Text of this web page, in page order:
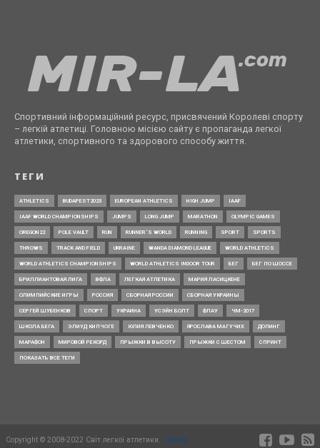
Спортивний інформаційний ресурс, присвячений Королеві спорту
– легкій атлетиці. Головною місією сайту є пропаганда легкої
атлетики, спортивного та здорового способу життя.
ТЕГИ
ATHLETICS BUDAPEST2023 EUROPEAN ATHLETICS HIGH JUMP IAAF
IAAF WORLD CHAMPIONSHIPS JUMPS LONG JUMP MARATHON OLYMPIC GAMES
OREGON22 POLE VAULT RUN RUNNER’S WORLD RUNNING SPORT SPORTS
THROWS TRACK AND FIELD UKRAINE WANDA DIAMOND LEAGUE WORLD ATHLETICS
WORLD ATHLETICS CHAMPIONSHIPS WORLD ATHLETICS INDOOR TOUR БЕГ БЕГ ПО ШОССЕ
БРИЛЛИАНТОВАЯ ЛИГА ВФЛА ЛЕГКАЯ АТЛЕТИКА МАРИЯ ЛАСИЦКЕНЕ
ОЛИМПИЙСКИЕ ИГРЫ РОССИЯ СБОРНАЯ РОССИИ СБОРНАЯ УКРАИНЫ
СЕРГЕЙ ШУБЕНКОВ СПОРТ УКРАИНА УСЭЙН БОЛТ ФЛАУ ЧМ-2017
ШКОЛА БЕГА ЭЛИУД КИПЧОГЕ ЮЛИЯ ЛЕВЧЕНКО ЯРОСЛАВА МАГУЧИХ ДОПИНГ
МАРАФОН МИРОВОЙ РЕКОРД ПРЫЖКИ В ВЫСОТУ ПРЫЖКИ С ШЕСТОМ СПРИНТ
ПОКАЗАТЬ ВСЕ ТЕГИ
Copyright © 2008-2022 Світ легкої атлетики. Timing